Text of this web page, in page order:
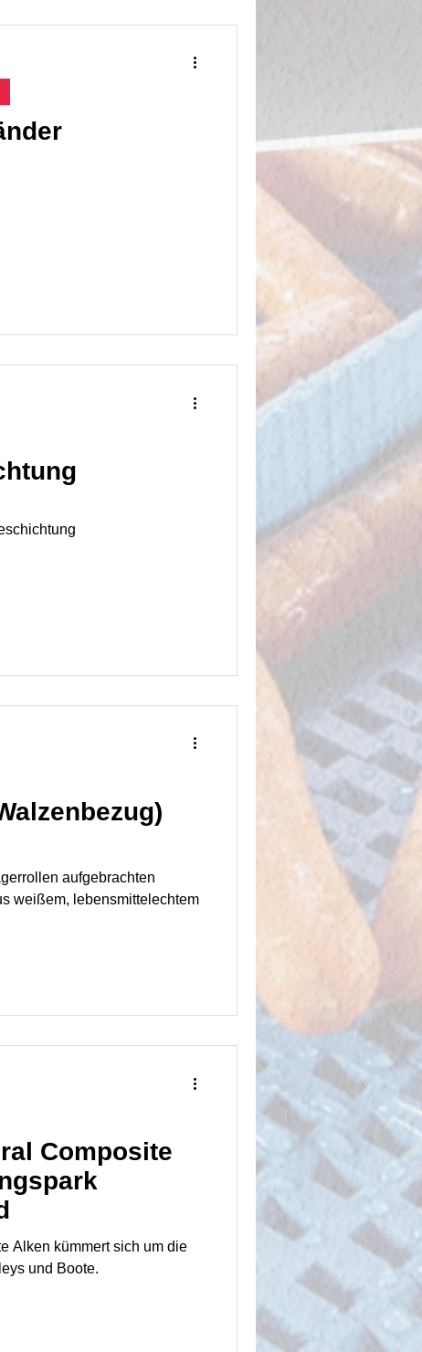
aufgebrachten
weißem, lebensmittelechtem
Composite
Alken kümmert sich um die
und Boote.